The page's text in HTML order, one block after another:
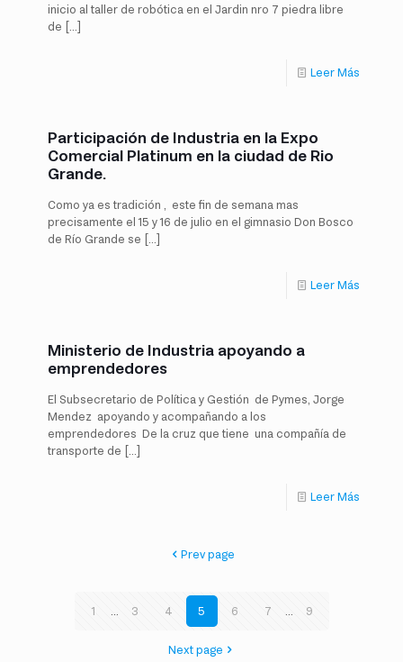
inicio al taller de robótica en el Jardin nro 7 piedra libre
de […]
Leer Más
Participación de Industria en la Expo
Comercial Platinum en la ciudad de Rio
Grande.
Como ya es tradición , este fin de semana mas
precisamente el 15 y 16 de julio en el gimnasio Don Bosco
de Río Grande se […]
Leer Más
Ministerio de Industria apoyando a
emprendedores
El Subsecretario de Política y Gestión de Pymes, Jorge
Mendez apoyando y acompañando a los
emprendedores De la cruz que tiene una compañía de
transporte de […]
Leer Más
Prev page
1 ... 3 4 5 6 7 ... 9
Next page